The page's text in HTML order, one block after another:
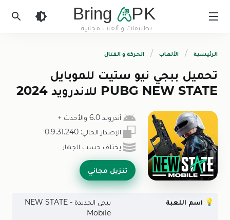
Bring PK
تطبيقات و ألعاب مجانية
الرئيسية الألعاب الحركة و القتال
تحميل ببجي نيو ستيت للموبايل
PUBG NEW STATE‏ للاندرويد 2024
أندرويد 6.0 والأحدث
+
الإصدار الحالي: 0.9.31.240
يختلف حسب الجهاز
تنزيل مجاني
💡 اسم اللعبة
ببجي الجديدة - NEW STATE
Mobile